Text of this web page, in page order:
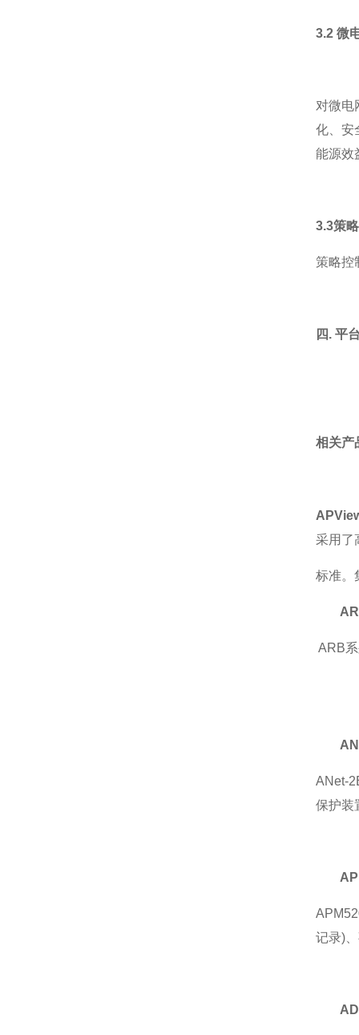
3.2 微
对微电
化、安
能源效
3.3策
策略控
四. 平
相关产
采用了
标准。
ARB
ANet-
保护装
记录)